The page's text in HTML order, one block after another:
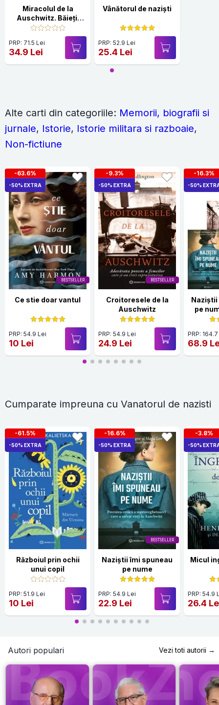
Miracolul de la
Auschwitz. Băieții
evadați din infern
PRP: 71.5 Lei
34.9 Lei
Vânătorul de naziști
PRP: 52.9 Lei
25.4 Lei
Alte carti din categoriile: Memorii, biografii si
jurnale, Istorie, Istorie militara si razboaie,
Non-fictiune
BESTSELLER
-63.6%
-50% EXTRA
Ce stie doar vantul
PRP: 54.9 Lei
10 Lei
BESTSELLER
-9.3%
-50% EXTRA
Croitoresele de la
Auschwitz
PRP: 54.9 Lei
24.9 Lei
-16.3%
-50%
pe
70072
PRP:
68.9
Cumparate impreuna cu Vanatorul de nazisti
-61.5%
-50% EXTRA
Războiul prin ochii
unui copil
PRP: 51.9 Lei
10 Lei
BESTSELLER
-16.6%
-50% EXTRA
Naziștii îmi spuneau
pe nume
PRP: 54.9 Lei
22.9 Lei
-3.8%
-50%
Micul
PRP: 54.9
26.4
Autori populari Vezi toti autorii →